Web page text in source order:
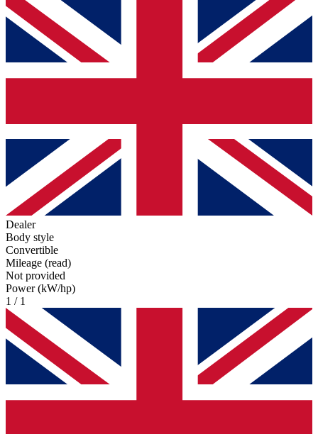
Dealer
Body style
Convertible
Mileage (read)
Not provided
Power (kW/hp)
1 / 1